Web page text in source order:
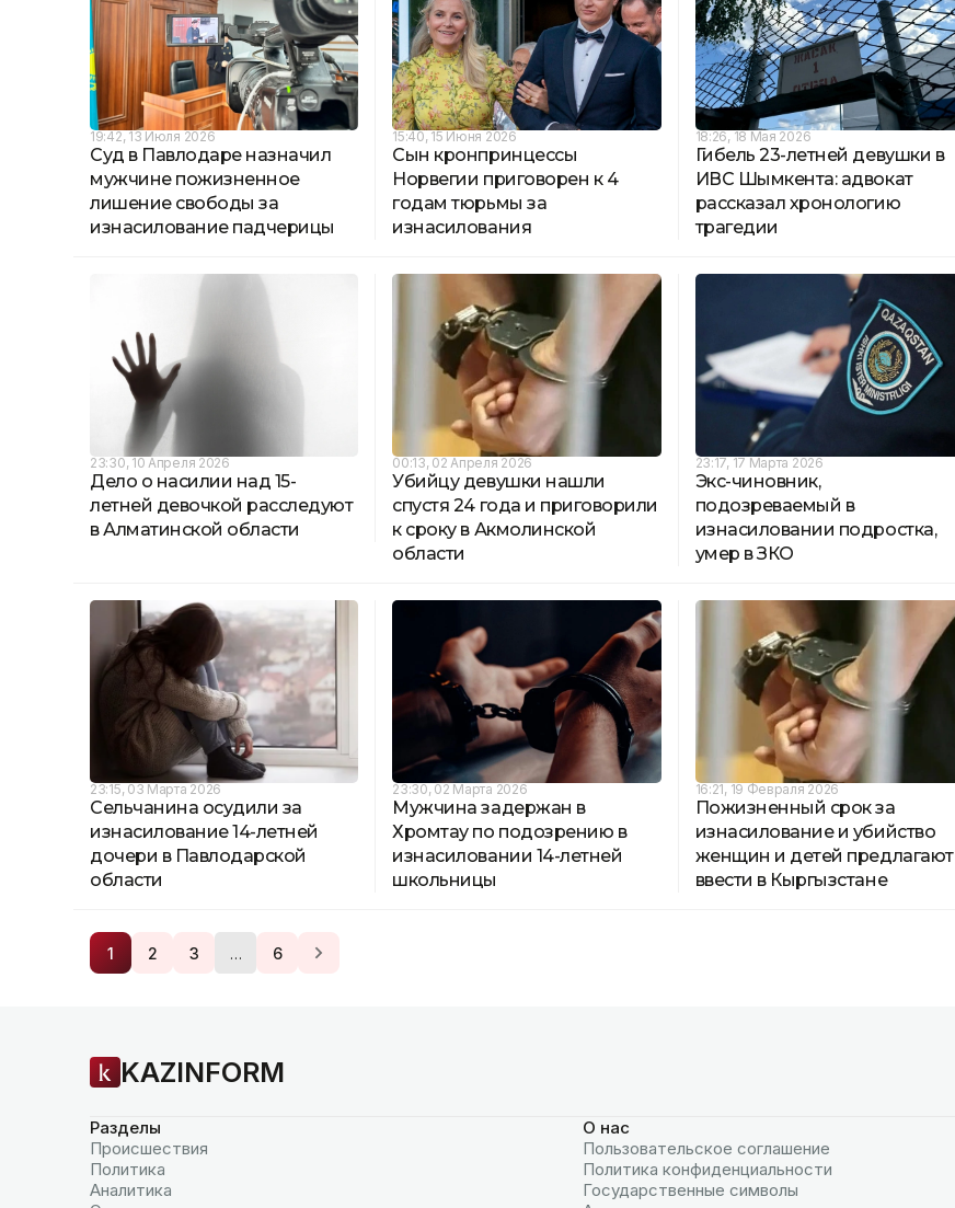
19:42, 13 Июля 2026
Суд в Павлодаре назначил
мужчине пожизненное
лишение свободы за
изнасилование падчерицы
15:40, 15 Июня 2026
Сын кронпринцессы
Норвегии приговорен к 4
годам тюрьмы за
изнасилования
18:26, 18 Мая 2026
Гибель 23-летней девушки в
ИВС Шымкента: адвокат
рассказал хронологию
трагедии
23:30, 10 Апреля 2026
Дело о насилии над 15-
летней девочкой расследуют
в Алматинской области
00:13, 02 Апреля 2026
Убийцу девушки нашли
спустя 24 года и приговорили
к сроку в Акмолинской
области
23:17, 17 Марта 2026
Экс-чиновник,
подозреваемый в
изнасиловании подростка,
умер в ЗКО
23:15, 03 Марта 2026
Сельчанина осудили за
изнасилование 14-летней
дочери в Павлодарской
области
23:30, 02 Марта 2026
Мужчина задержан в
Хромтау по подозрению в
изнасиловании 14-летней
школьницы
16:21, 19 Февраля 2026
Пожизненный срок за
изнасилование и убийство
женщин и детей предлагают
ввести в Кыргызстане
1 2 3 … 6
KAZINFORM
Разделы
Происшествия
Политика
Аналитика
О нас
Пользовательское соглашение
Политика конфиденциальности
Государственные символы